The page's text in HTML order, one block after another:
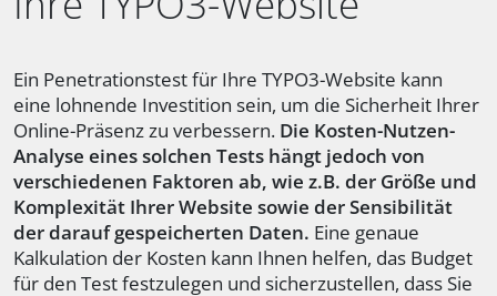
Ein Penetrationstest für Ihre TYPO3-Website kann
eine lohnende Investition sein, um die Sicherheit Ihrer
Online-Präsenz zu verbessern. Die Kosten-Nutzen-
Analyse eines solchen Tests hängt jedoch von
verschiedenen Faktoren ab, wie z.B. der Größe und
Komplexität Ihrer Website sowie der Sensibilität
der darauf gespeicherten Daten. Eine genaue
Kalkulation der Kosten kann Ihnen helfen, das Budget
für den Test festzulegen und sicherzustellen, dass Sie